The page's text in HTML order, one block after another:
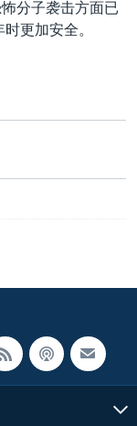
分子袭击方面已
更加安全。